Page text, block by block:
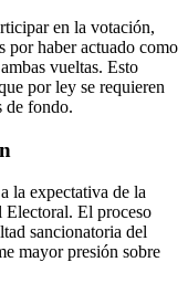
en la votación,
por haber actuado como
vueltas. Esto
por ley se requieren
de fondo.
la expectativa de la
Electoral. El proceso
sancionatoria del
mayor presión sobre